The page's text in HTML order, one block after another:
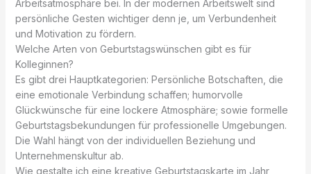
Arbeitsatmosphäre bei. In der modernen Arbeitswelt sind
persönliche Gesten wichtiger denn je, um Verbundenheit
und Motivation zu fördern.
Welche Arten von Geburtstagswünschen gibt es für
Kolleginnen?
Es gibt drei Hauptkategorien: Persönliche Botschaften, die
eine emotionale Verbindung schaffen; humorvolle
Glückwünsche für eine lockere Atmosphäre; sowie formelle
Geburtstagsbekundungen für professionelle Umgebungen.
Die Wahl hängt von der individuellen Beziehung und
Unternehmenskultur ab.
Wie gestalte ich eine kreative Geburtstagskarte im Jahr